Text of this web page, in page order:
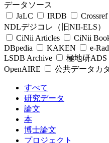
データソース
JaLC
IRDB Crossref
NDLデジコレ（旧NII-ELS）
CiNii Articles
CiNii
DBpedia
KAKEN e-Rad
LSDB Archive
極地研ADS
OpenAIRE
公共データカ
すべて
研究データ
論文
本
博士論文
プロジェクト